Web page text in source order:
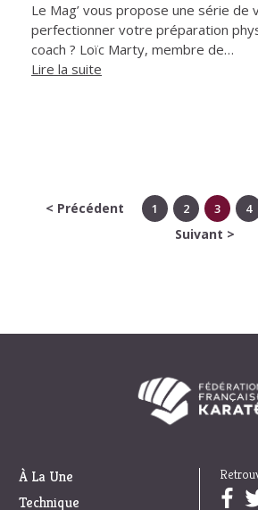
Le Mag’ vous propose une série de
perfectionner votre préparation
coach ? Loïc Marty, membre de…
Lire la suite
< Précédent 1 2 3 4
Suivant >
À La Une
Technique